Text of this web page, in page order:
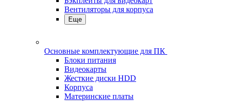
Вентиляторы для корпуса
Еще
Основные комплектующие для ПК
Блоки питания
Видеокарты
Жесткие диски HDD
Корпуса
Материнские платы